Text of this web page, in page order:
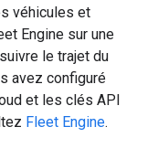
véhicules et
Engine sur une
le trajet du
avez configuré
et les clés API
Fleet Engine.